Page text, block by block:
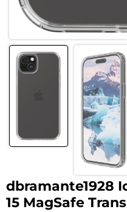
dbramante1928
15 MagSafe